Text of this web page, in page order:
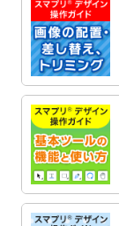
2022/12/16
2022/12/1
2022/11/25
2022/11/25
2022/11/4